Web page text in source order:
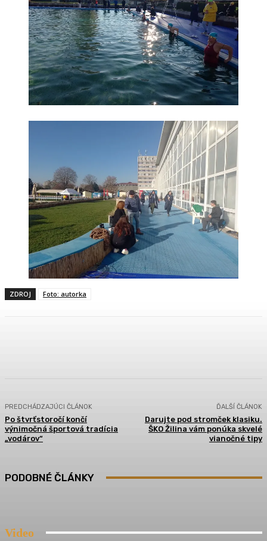
ZDROJ Foto: autorka
PREDCHÁDZAJÚCI ČLÁNOK
Po štvrťstoročí končí
výnimočná športová tradícia
„vodárov“
ĎALŠÍ ČLÁNOK
Darujte pod stromček klasiku.
ŠKO Žilina vám ponúka skvelé
vianočné tipy
PODOBNÉ ČLÁNKY
Video